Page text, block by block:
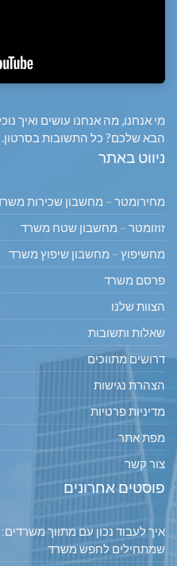
מי אנחנו, מה אנחנו עושים ואיך
הבא שלכם? כל התשובות בסרטון.
ניווט באתר
מחירומטר – מחשבון שכירות
זוזומטר – מחשבון שטח משרד
מחשיפוץ – מחשבון שיפוץ משרד
פרסם משרד
הצוות שלנו
שאלות ותשובות
דרושים מתווכים
הצהרת נגישות
מדיניות פרטיות
מפת אתר
צור קשר
פוסטים אחרונים
איך לעבוד נכון עם מתווך
שמתחילים לחפש משרד